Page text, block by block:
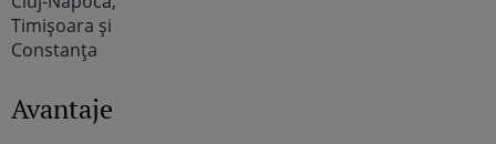
Avantaje